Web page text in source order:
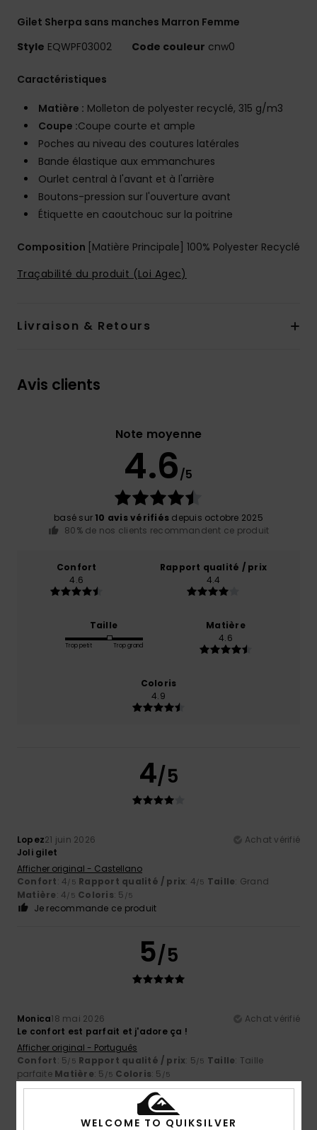
Gilet Sherpa sans manches Marron Femme
Style EQWPF03002 Code couleur cnw0
Caractéristiques
Matière : Molleton de polyester recyclé, 315 g/m3
Coupe :Coupe courte et ample
Poches au niveau des coutures latérales
Bande élastique aux emmanchures
Ourlet central à l'avant et à l'arrière
Boutons-pression sur l'ouverture avant
Étiquette en caoutchouc sur la poitrine
Composition [Matière Principale] 100% Polyester Recyclé
Traçabilité du produit (Loi Agec)
Livraison & Retours
Avis clients
Note moyenne
4.6/5
basé sur 10 avis vérifiés depuis octobre 2025
80% de nos clients recommandent ce produit
Confort
4.6
Rapport qualité / prix
4.4
Taille
Trop petit Trop grand
Matière
4.6
Coloris
4.9
4/5
Lopez21 juin 2026
Achat vérifié
Joli gilet
Afficher original - Castellano
Confort: 4/5 Rapport qualité / prix: 4/5 Taille: Grand
Matière: 4/5 Coloris: 5 /5
Je recommande ce produit
5/5
Monica18 mai 2026
Achat vérifié
Le confort est parfait et j'adore ça !
Afficher original - Português
Confort: 5/5 Rapport qualité / prix: 5/5 Taille: Taille
parfaite Matière: 5 /5 Coloris: 5 /5
Je recommande ce produit
WELCOME TO QUIKSILVER